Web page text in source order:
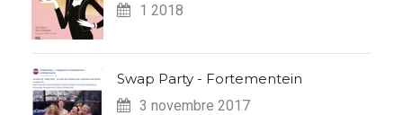
1 2018
Swap Party - Fortementein
3 novembre 2017